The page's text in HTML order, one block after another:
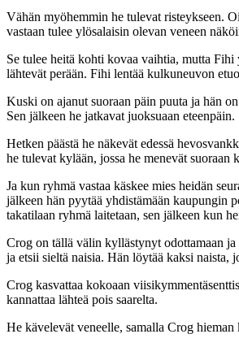
Vähän myöhemmin he tulevat risteykseen.
vastaan tulee ylösalaisin olevan veneen
Se tulee heitä kohti kovaa vaihtia, mutta
lähtevät perään. Fihi lentää kulkuneuvon
Kuski on ajanut suoraan päin puuta ja hän
Sen jälkeen he jatkavat juoksuaan eteenpäin.
Hetken päästä he näkevät edessä
he tulevat kylään, jossa he menevät suoraan
Ja kun ryhmä vastaa käskee mies heidän
jälkeen hän pyytää yhdistämään kaupungin
takatilaan ryhmä laitetaan, sen jälkeen kun
Crog on tällä välin kyllästynyt odottamaan ja
ja etsii sieltä naisia. Hän löytää kaksi naista,
Crog kasvattaa kokoaan
kannattaa lähteä pois saarelta.
He kävelevät veneelle, samalla Crog hieman